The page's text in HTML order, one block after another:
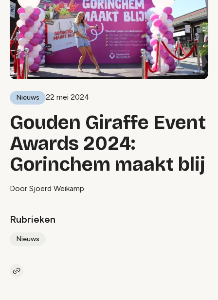
Nieuws 22 mei 2024
Gouden Giraffe Event
Awards 2024:
Gorinchem maakt blij
Door Sjoerd Weikamp
Rubrieken
Nieuws
Kopieer link naar artikel